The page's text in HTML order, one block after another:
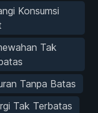
Konsumsi
Tak
Tanpa Batas
Tak Terbatas